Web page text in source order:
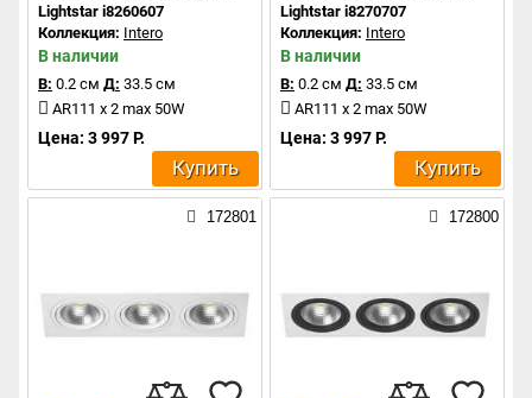
Lightstar i8260607
Коллекция: Intero
В наличии
В: 0.2 см Д: 33.5 см
AR111 x 2 max 50W
Цена: 3 997 Р.
Купить
Lightstar i8270707
Коллекция: Intero
В наличии
В: 0.2 см Д: 33.5 см
AR111 x 2 max 50W
Цена: 3 997 Р.
Купить
172801 172800